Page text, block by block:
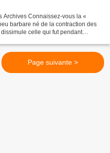
Archives Connaissez-vous la «
barbare né de la contraction des
celle qui fut pendant
Page suivante >